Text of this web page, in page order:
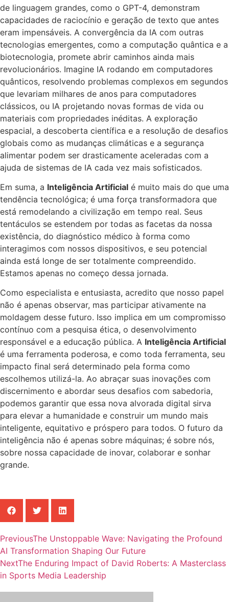
de linguagem grandes, como o GPT-4, demonstram
capacidades de raciocínio e geração de texto que antes
eram impensáveis. A convergência da IA com outras
tecnologias emergentes, como a computação quântica e a
biotecnologia, promete abrir caminhos ainda mais
revolucionários. Imagine IA rodando em computadores
quânticos, resolvendo problemas complexos em segundos
que levariam milhares de anos para computadores
clássicos, ou IA projetando novas formas de vida ou
materiais com propriedades inéditas. A exploração
espacial, a descoberta científica e a resolução de desafios
globais como as mudanças climáticas e a segurança
alimentar podem ser drasticamente aceleradas com a
ajuda de sistemas de IA cada vez mais sofisticados.
Em suma, a Inteligência Artificial é muito mais do que uma
tendência tecnológica; é uma força transformadora que
está remodelando a civilização em tempo real. Seus
tentáculos se estendem por todas as facetas da nossa
existência, do diagnóstico médico à forma como
interagimos com nossos dispositivos, e seu potencial
ainda está longe de ser totalmente compreendido.
Estamos apenas no começo dessa jornada.
Como especialista e entusiasta, acredito que nosso papel
não é apenas observar, mas participar ativamente na
moldagem desse futuro. Isso implica em um compromisso
contínuo com a pesquisa ética, o desenvolvimento
responsável e a educação pública. A Inteligência Artificial
é uma ferramenta poderosa, e como toda ferramenta, seu
impacto final será determinado pela forma como
escolhemos utilizá-la. Ao abraçar suas inovações com
discernimento e abordar seus desafios com sabedoria,
podemos garantir que essa nova alvorada digital sirva
para elevar a humanidade e construir um mundo mais
inteligente, equitativo e próspero para todos. O futuro da
inteligência não é apenas sobre máquinas; é sobre nós,
sobre nossa capacidade de inovar, colaborar e sonhar
grande.
PreviousThe Unstoppable Wave: Navigating the Profound
AI Transformation Shaping Our Future
NextThe Enduring Impact of David Roberts: A Masterclass
in Sports Media Leadership